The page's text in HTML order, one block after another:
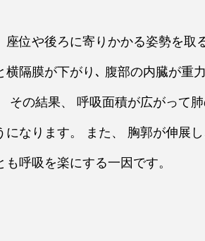
座位や後ろに寄りかかる姿勢を取
横隔膜が下がり､ 腹部の内臓が重
その結果、 呼吸面積が広がって
になります。 また、 胸郭が伸展
も呼吸を楽にする一因です。